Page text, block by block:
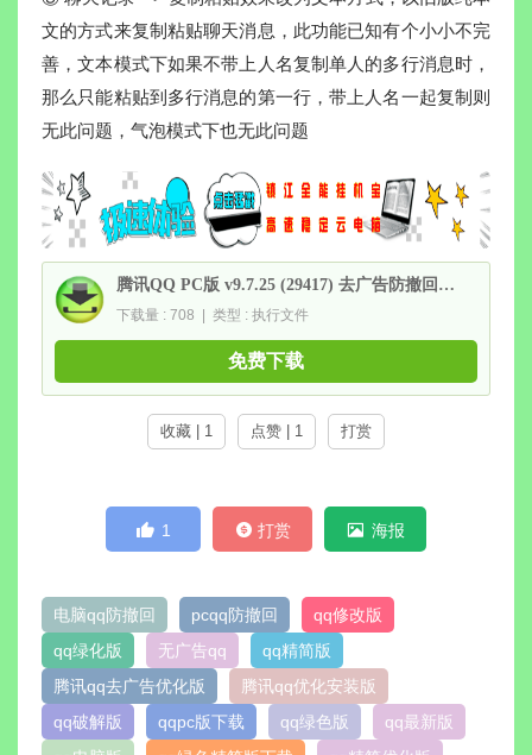
文的方式来复制粘贴聊天消息，此功能已知有个小小不完
善，文本模式下如果不带上人名复制单人的多行消息时，
那么只能粘贴到多行消息的第一行，带上人名一起复制则
无此问题，气泡模式下也无此问题
腾讯QQ PC版 v9.7.25 (29417) 去广告防撤回绿色精简版
下载量 : 708 | 类型 : 执行文件
免费下载
收藏 | 1 点赞 | 1 打赏
1 打赏 海报
电脑qq防撤回 pcqq防撤回
qq修改版
qq绿化版
无广告qq
qq精简版
腾讯qq去广告优化版
腾讯qq优化安装版
qq破解版
qqpc版下载 qq绿色版
qq最新版